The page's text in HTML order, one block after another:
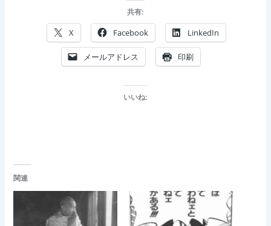
共有:
X Facebook LinkedIn
メールアドレス 印刷
いいね:
関連